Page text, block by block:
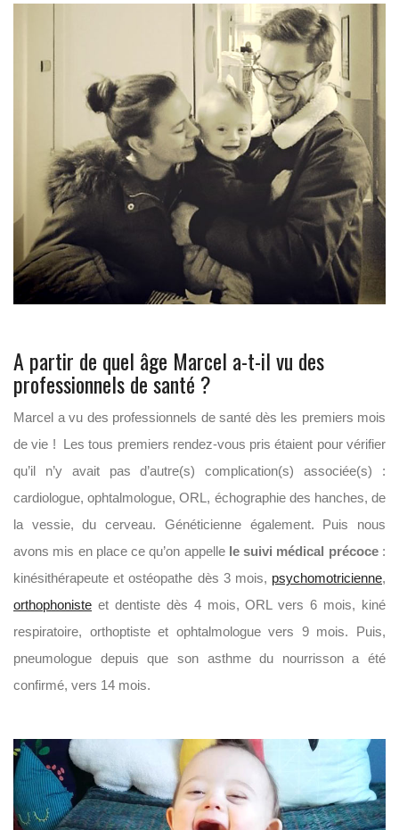
A partir de quel âge Marcel a-t-il vu des
professionnels de santé ?
Marcel a vu des professionnels de santé dès les premiers mois
de vie ! Les tous premiers rendez-vous pris étaient pour vérifier
qu’il n’y avait pas d’autre(s) complication(s) associée(s) :
cardiologue, ophtalmologue, ORL, échographie des hanches, de
la vessie, du cerveau. Généticienne également. Puis nous
avons mis en place ce qu’on appelle le suivi médical précoce:
kinésithérapeute et ostéopathe dès 3 mois, psychomotricienne,
orthophoniste et dentiste dès 4 mois, ORL vers 6 mois, kiné
respiratoire, orthoptiste et ophtalmologue vers 9 mois. Puis,
pneumologue depuis que son asthme du nourrisson a été
confirmé, vers 14 mois.